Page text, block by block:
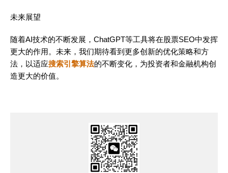
未来展望
随着AI技术的不断发展，ChatGPT等工具将在股票SEO中发挥
更大的作用。未来，我们期待看到更多创新的优化策略和方
法，以适应搜索引擎算法的不断变化，为投资者和金融机构创
造更大的价值。